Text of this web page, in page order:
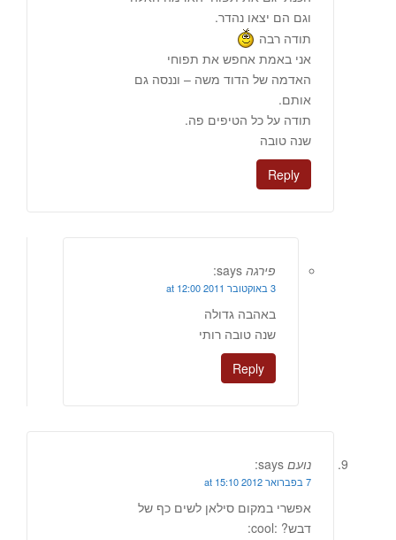
וגם הם יצאו נהדר.
תודה רבה
אני באמת אחפש את תפוחי
האדמה של הדוד משה – וננסה גם
אותם.
תודה על כל הטיפים פה.
שנה טובה
Reply
פירגה says:
3 באוקטובר 2011 at 12:00
באהבה גדולה
שנה טובה רותי
Reply
נועם says:
7 בפברואר 2012 at 15:10
אפשרי במקום סילאן לשים כף של
דבש? :cool: